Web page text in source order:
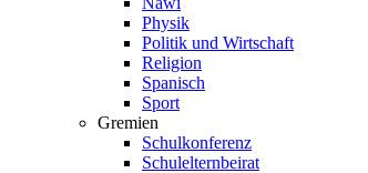
Physik
Politik und Wirtschaft
Religion
Spanisch
Sport
Gremien
Schulkonferenz
Schulelternbeirat